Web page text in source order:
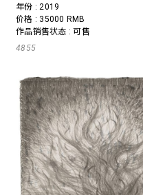
年份 : 2019
价格 : 35000 RMB
作品销售状态 : 可售
4855